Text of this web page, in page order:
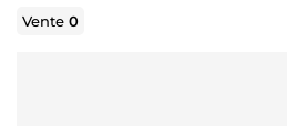
Vente0